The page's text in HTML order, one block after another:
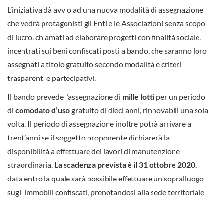
L’iniziativa dà avvio ad una nuova modalità di assegnazione
che vedrà protagonisti gli Enti e le Associazioni senza scopo
di lucro, chiamati ad elaborare progetti con finalità sociale,
incentrati sui beni confiscati posti a bando, che saranno loro
assegnati a titolo gratuito secondo modalità e criteri
trasparenti e partecipativi.
Il bando prevede l’assegnazione di mille lotti per un periodo
di comodato d’usogratuito di dieci anni, rinnovabili una sola
volta. Il periodo di assegnazione inoltre potrà arrivare a
trent’anni se il soggetto proponente dichiarerà la
disponibilità a effettuare dei lavori di manutenzione
straordinaria. La scadenza prevista è il 31 ottobre 2020
data entro la quale sarà possibile effettuare un sopralluogo
sugli immobili confiscati, prenotandosi alla sede territoriale